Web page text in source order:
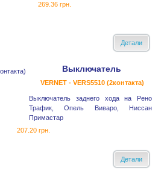
269.36 грн.
Детали
Выключатель
VERNET - VERS5510 (2контакта)
Выключатель заднего хода на Рено
Трафик, Опель Виваро, Ниссан
Примастар
207.20 грн.
Детали